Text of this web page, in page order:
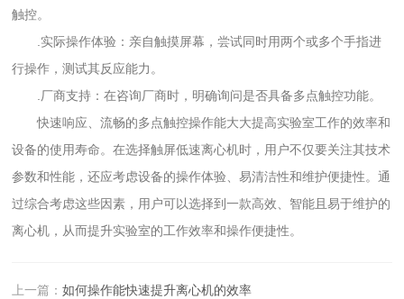
触控。
.实际操作体验：亲自触摸屏幕，尝试同时用两个或多个手指进
行操作，测试其反应能力。
.厂商支持：在咨询厂商时，明确询问是否具备多点触控功能。
快速响应、流畅的多点触控操作能大大提高实验室工作的效率和
设备的使用寿命。在选择触屏低速离心机时，用户不仅要关注其技术
参数和性能，还应考虑设备的操作体验、易清洁性和维护便捷性。通
过综合考虑这些因素，用户可以选择到一款高效、智能且易于维护的
离心机，从而提升实验室的工作效率和操作便捷性。
上一篇：如何操作能快速提升离心机的效率